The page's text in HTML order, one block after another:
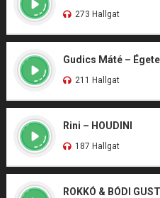
273 Hallgat
Gudics Máté –
211 Hallgat
Rini – HOUDINI
187 Hallgat
ROKKÓ & BÓDI